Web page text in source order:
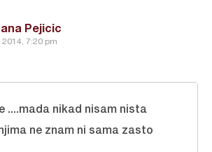
Pejicic
2014, 7:20 pm
....mada nikad nisam nista
ne znam ni sama zasto